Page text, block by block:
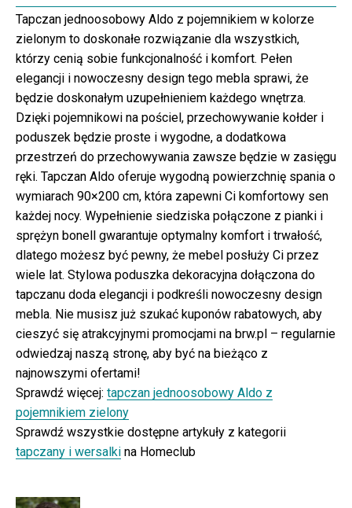
Tapczan jednoosobowy Aldo z pojemnikiem w kolorze
zielonym to doskonałe rozwiązanie dla wszystkich,
którzy cenią sobie funkcjonalność i komfort. Pełen
elegancji i nowoczesny design tego mebla sprawi, że
będzie doskonałym uzupełnieniem każdego wnętrza.
Dzięki pojemnikowi na pościel, przechowywanie kołder i
poduszek będzie proste i wygodne, a dodatkowa
przestrzeń do przechowywania zawsze będzie w zasięgu
ręki. Tapczan Aldo oferuje wygodną powierzchnię spania o
wymiarach 90×200 cm, która zapewni Ci komfortowy sen
każdej nocy. Wypełnienie siedziska połączone z pianki i
sprężyn bonell gwarantuje optymalny komfort i trwałość,
dlatego możesz być pewny, że mebel posłuży Ci przez
wiele lat. Stylowa poduszka dekoracyjna dołączona do
tapczanu doda elegancji i podkreśli nowoczesny design
mebla. Nie musisz już szukać kuponów rabatowych, aby
cieszyć się atrakcyjnymi promocjami na brw.pl – regularnie
odwiedzaj naszą stronę, aby być na bieżąco z
najnowszymi ofertami!
Sprawdź więcej: tapczan jednoosobowy Aldo z
pojemnikiem zielony
Sprawdź wszystkie dostępne artykuły z kategorii
tapczany i wersalki na Homeclub